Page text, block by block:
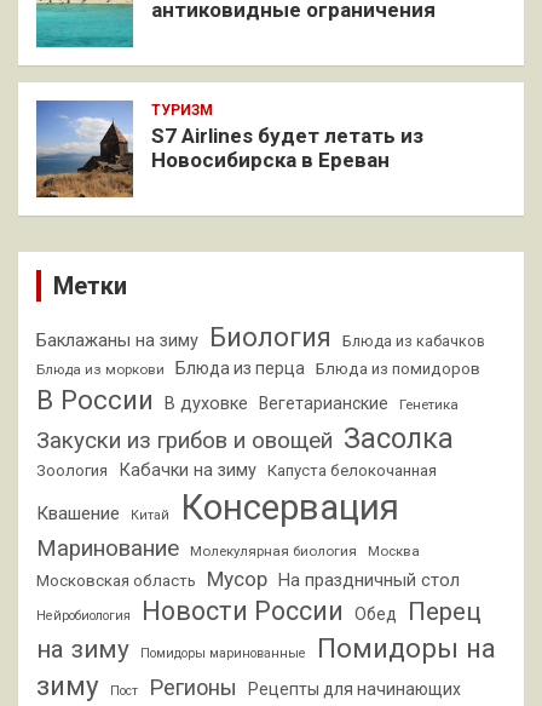
антиковидные ограничения
ТУРИЗМ
S7 Airlines будет летать из
Новосибирска в Ереван
Метки
Баклажаны на зиму Биология Блюда из кабачков
Блюда из моркови Блюда из перца Блюда из помидоров
В России В духовке Вегетарианские Генетика
Закуски из грибов и овощей Засолка
Зоология Кабачки на зиму Капуста белокочанная
Квашение Китай Консервация
Маринование Молекулярная биология Москва
Московская область Мусор На праздничный стол
Нейробиология Новости России Обед
Перец
на зиму
Помидоры маринованные
Помидоры на
зиму
Пост Регионы Рецепты для начинающих